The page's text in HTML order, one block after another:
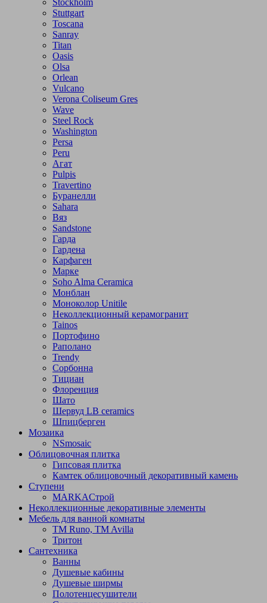
Stuttgart
Toscana
Sanray
Titan
Oasis
Olsa
Orlean
Vulcano
Verona Coliseum Gres
Wave
Steel Rock
Washington
Persa
Peru
Агат
Pulpis
Travertino
Буранелли
Sahara
Вяз
Sandstone
Гарда
Гардена
Карфаген
Марке
Soho Alma Ceramica
Монблан
Моноколор Unitile
Неколлекционный керамогранит
Tainos
Портофино
Раполано
Trendy
Сорбонна
Тициан
Флоренция
Шато
Шервуд LB ceramics
Шпицберген
Мозаика
NSmosaic
Облицовочная плитка
Гипсовая плитка
Камтек облицовочный декоративный камень
Ступени
МARKAСтрой
Неколлекционные декоративные элементы
Мебель для ванной комнаты
TM Runo, TM Avilla
Тритон
Сантехника
Ванны
Душевые кабины
Душевые ширмы
Полотенцесушители